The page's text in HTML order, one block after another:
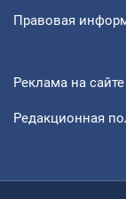
Правовая
Реклама на сайте
Редакционная